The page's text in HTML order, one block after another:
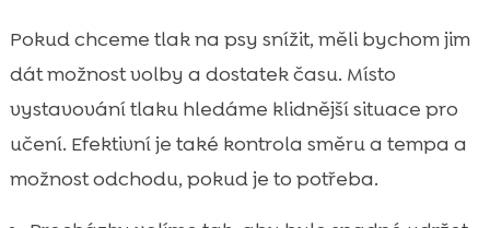
Pokud chceme tlak na psy snížit, měli bychom jim
dát možnost volby a dostatek času. Místo
vystavování tlaku hledáme klidnější situace pro
učení. Efektivní je také kontrola směru a tempa a
možnost odchodu, pokud je to potřeba.